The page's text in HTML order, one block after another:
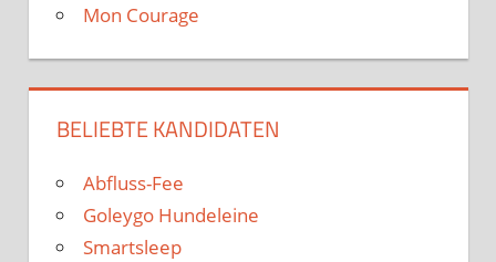
Mon Courage
BELIEBTE KANDIDATEN
Abfluss-Fee
Goleygo Hundeleine
Smartsleep